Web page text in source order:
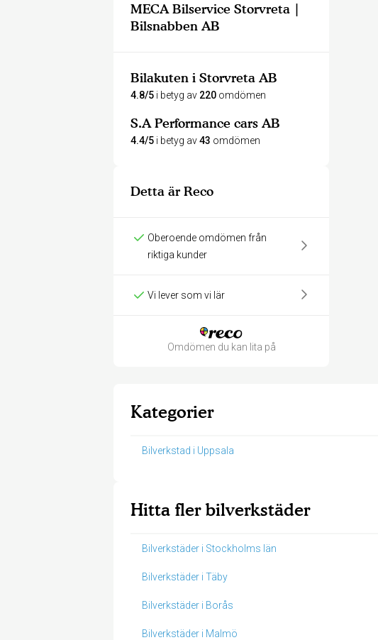
MECA Bilservice Storvreta |
Bilsnabben AB
Bilakuten i Storvreta AB
4.8/5 i betyg av 220 omdömen
S.A Performance cars AB
4.4/5 i betyg av43 omdömen
Detta är Reco
Oberoende omdömen från
riktiga kunder
Vi lever som vi lär
Omdömen du kan lita på
Kategorier
Bilverkstad i Uppsala
Hitta fler bilverkstäder
Bilverkstäder i Stockholms län
Bilverkstäder i Täby
Bilverkstäder i Borås
Bilverkstäder i Malmö